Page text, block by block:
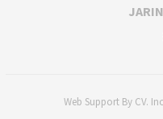
Web Support By CV.